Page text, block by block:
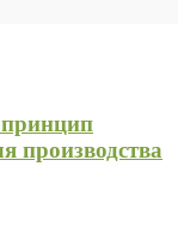
принцип
производства